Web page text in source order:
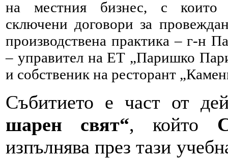
на местния бизнес, с които
сключени договори за
производствена практика – г-н
– управител на ЕТ „Паришко
и собственик на ресторант
Събитието е част от
шарен свят“, който
изпълнява през тази